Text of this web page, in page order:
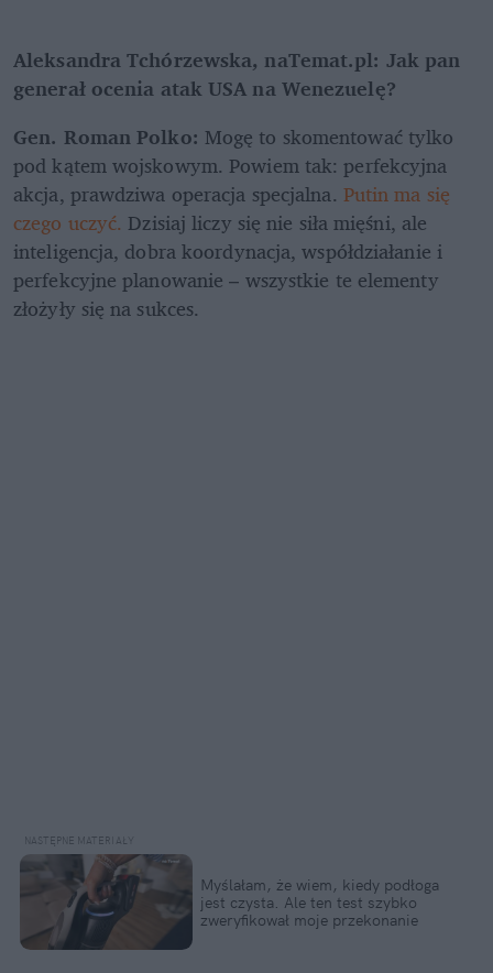
Aleksandra Tchórzewska, naTemat.pl: Jak pan
generał ocenia atak USA na Wenezuelę?
Gen. Roman Polko: Mogę to skomentować tylko
pod kątem wojskowym. Powiem tak: perfekcyjna
akcja, prawdziwa operacja specjalna. Putin ma się
czego uczyć. Dzisiaj liczy się nie siła mięśni, ale
inteligencja, dobra koordynacja, współdziałanie i
perfekcyjne planowanie – wszystkie te elementy
złożyły się na sukces.
Myślałam, że wiem, kiedy podłoga
jest czysta. Ale ten test szybko
zweryfikował moje przekonanie